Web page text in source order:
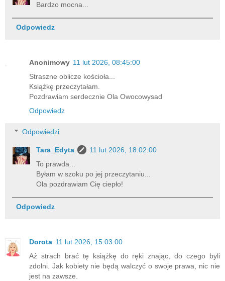
Bardzo mocna...
Odpowiedz
Anonimowy 11 lut 2026, 08:45:00
Straszne oblicze kościoła...
Książkę przeczytałam.
Pozdrawiam serdecznie Ola Owocowysad
Odpowiedz
Odpowiedzi
Tara_Edyta
11 lut 2026, 18:02:00
To prawda...
Byłam w szoku po jej przeczytaniu...
Ola pozdrawiam Cię ciepło!
Odpowiedz
Dorota 11 lut 2026, 15:03:00
Aż strach brać tę książkę do ręki znając, do czego byli
zdolni. Jak kobiety nie będą walczyć o swoje prawa, nic nie
jest na zawsze.